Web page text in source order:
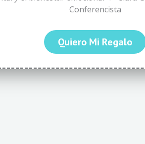
Conferencista
Quiero Mi Regalo